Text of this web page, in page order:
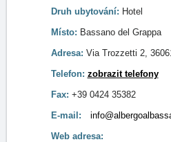
Druh ubytování: Hotel
Místo: Bassano del Grappa
Adresa: Via Trozzetti 2,
Telefon: zobrazit telefony
Fax: +39 0424 35382
E-mail:
Web adresa: